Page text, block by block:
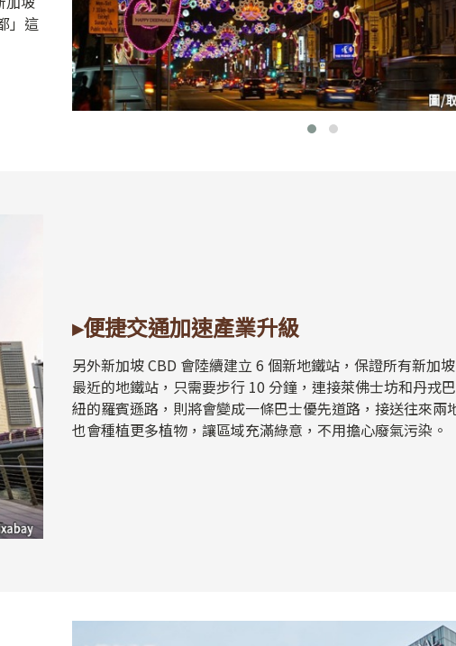
」這
▸便捷交通加速產業升級
另外新加坡 CBD 會陸續建立 6 個新地鐵站，保證所有新加
最近的地鐵站，只需要步行 10 分鐘，連接萊佛士坊和丹戎
紐的羅賓遜路，則將會變成一條巴士優先道路，接送往來兩
也會種植更多植物，讓區域充滿綠意，不用擔心廢氣污染。